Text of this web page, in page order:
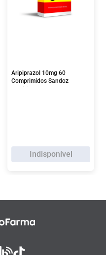
Aripiprazol 10mg 60
Comprimidos Sandoz
Indisponível